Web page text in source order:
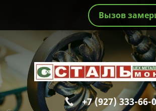
Вызов
+7 (927) 333-66-